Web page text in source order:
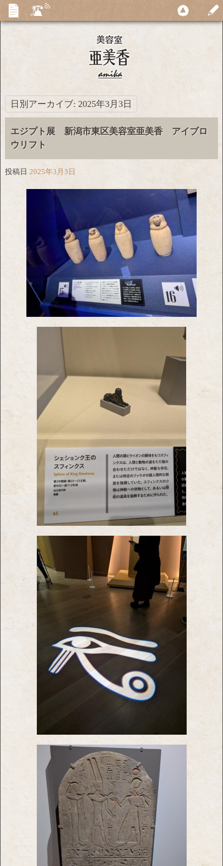
日別アーカイブ: 2025年3月3日
エジプト展 新潟市東区美容室亜美香 アイブロ
ウリフト
投稿日 2025年3月3日